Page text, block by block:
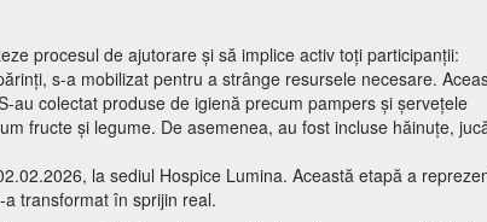
procesul de ajutorare și să implice activ toți participanții:
s-a mobilizat pentru a strânge resursele necesare.
colectat produse de igienă precum pampers și șervețele
fructe și legume. De asemenea, au fost incluse hăinuțe,
la sediul Hospice Lumina. Această etapă a
transformat în sprijin real.